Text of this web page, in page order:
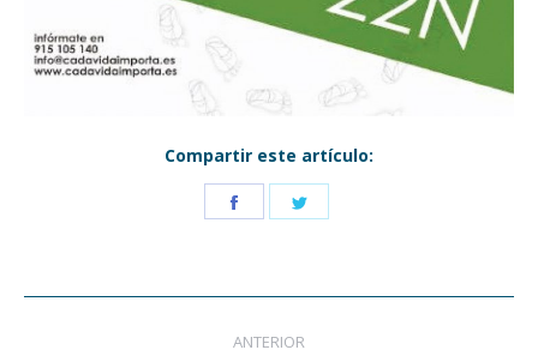
Compartir este artículo:
Share
ANTERIOR